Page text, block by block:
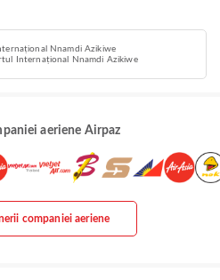
Nnamdi Azikiwe
Internațional Nnamdi Azikiwe
aeriene Airpaz
companiei aeriene